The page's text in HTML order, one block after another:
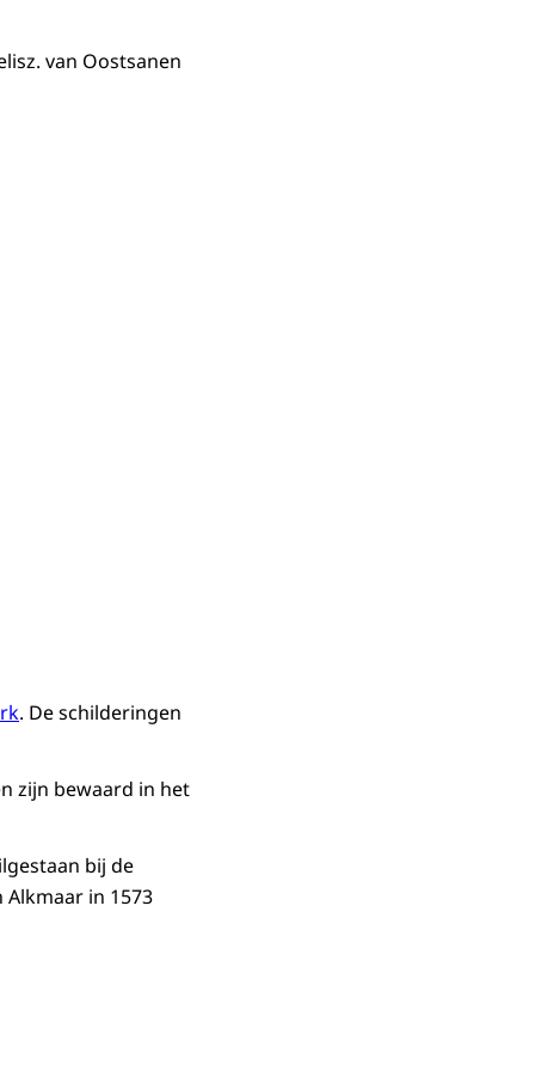
van Oostsanen
. De schilderingen
zijn bewaard in het
bij de
in 1573